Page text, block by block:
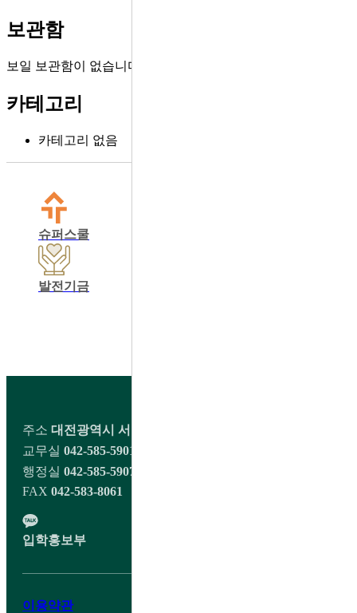
보관함
보일 보관함이 없습니다.
카테고리
카테고리 없음
슈퍼스쿨
발전기금
주소 대전광역시 서구 오량1길 98 대전대신고등학교
교무실 042-585-5901~2
행정실 042-585-5907
FAX 042-583-8061
입학홍보부
이용약관